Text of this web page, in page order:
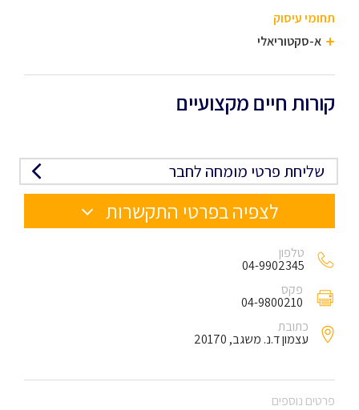
תחומי עיסוק
א-סקטוריאלי
קורות חיים מקצועיים
שליחת פרטי מומחה לחבר
לצפיה בפרטי התקשרות
טלפון
04-9902345
פקס
04-9800210
כתובת
עצמון ד.נ. משגב, 20170
פרטים נוספים